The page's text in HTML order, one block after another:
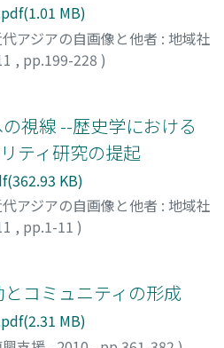
MB)
アジアの自画像と他者 : 地域社
, pp.199-228 )
視線 --歴史学における
ティ研究の提起
KB)
アジアの自画像と他者 : 地域社
, pp.1-11 )
コミュニティの形成
MB)